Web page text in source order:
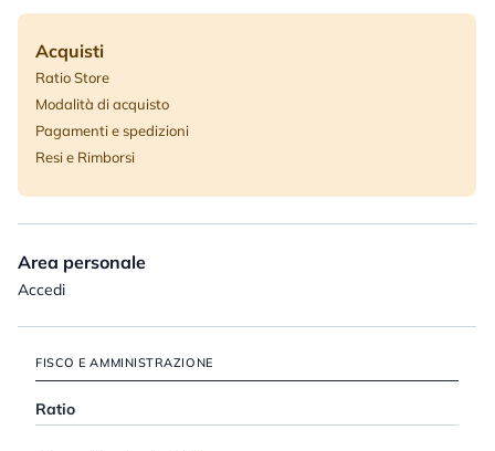
Acquisti
Ratio Store
Modalità di acquisto
Pagamenti e spedizioni
Resi e Rimborsi
Area personale
Accedi
FISCO E AMMINISTRAZIONE
Ratio